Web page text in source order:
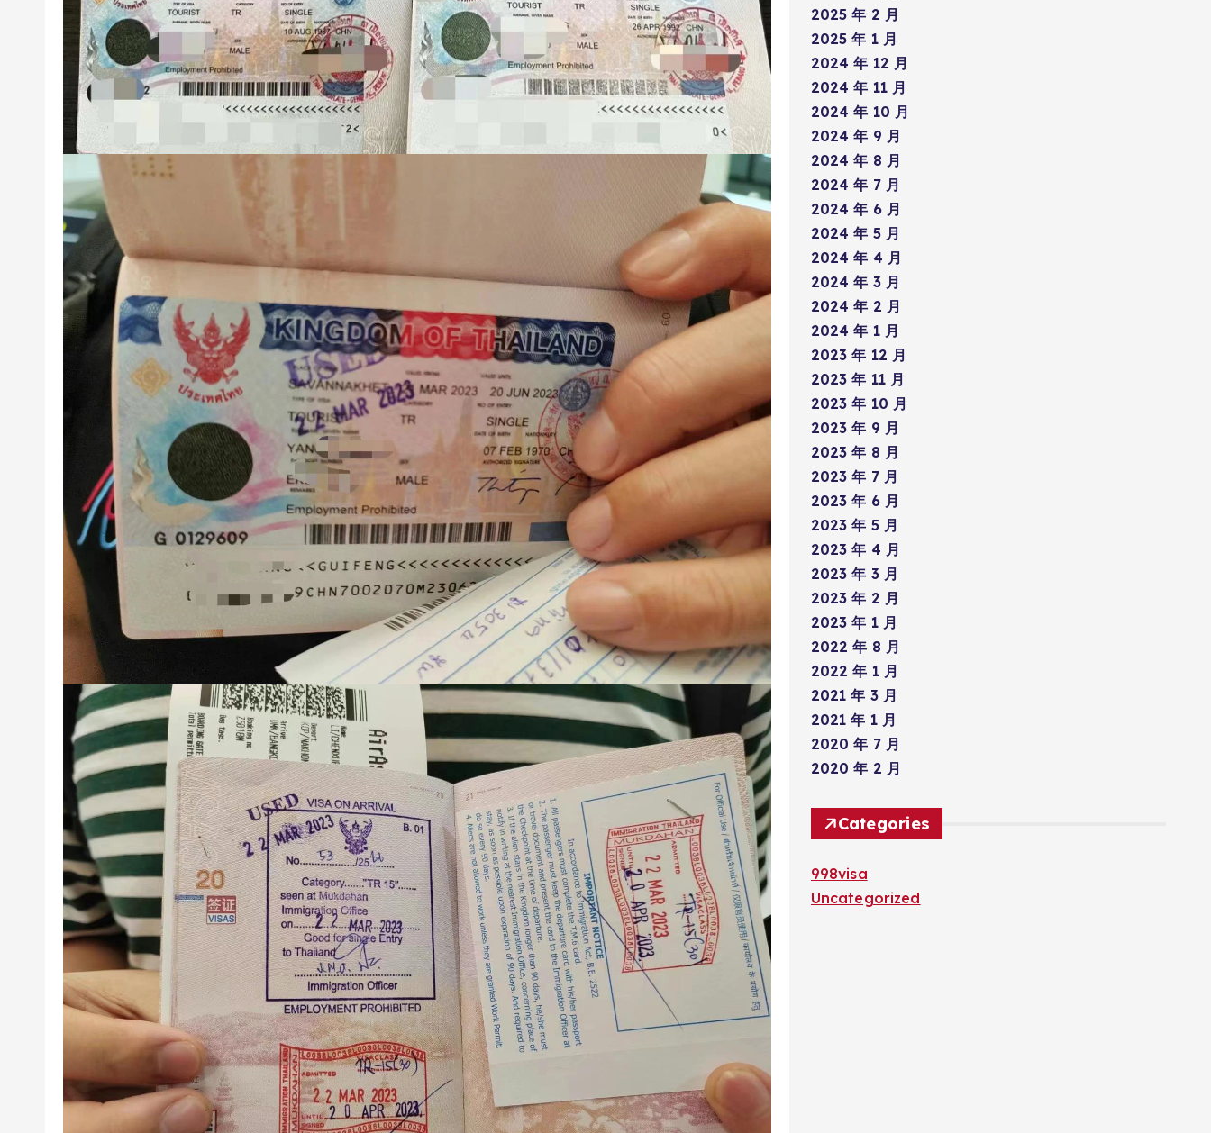
2025 年 2 月
2025 年 1 月
2024 年 12 月
2024 年 11 月
2024 年 10 月
2024 年 9 月
2024 年 8 月
2024 年 7 月
2024 年 6 月
2024 年 5 月
2024 年 4 月
2024 年 3 月
2024 年 2 月
2024 年 1 月
2023 年 12 月
2023 年 11 月
2023 年 10 月
2023 年 9 月
2023 年 8 月
2023 年 7 月
2023 年 6 月
2023 年 5 月
2023 年 4 月
2023 年 3 月
2023 年 2 月
2023 年 1 月
2022 年 8 月
2022 年 1 月
2021 年 3 月
2021 年 1 月
2020 年 7 月
2020 年 2 月
Categories
998visa
Uncategorized